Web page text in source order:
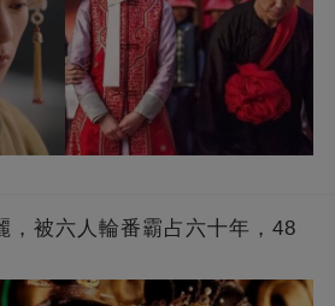
，被六人輪番霸占六十年，48